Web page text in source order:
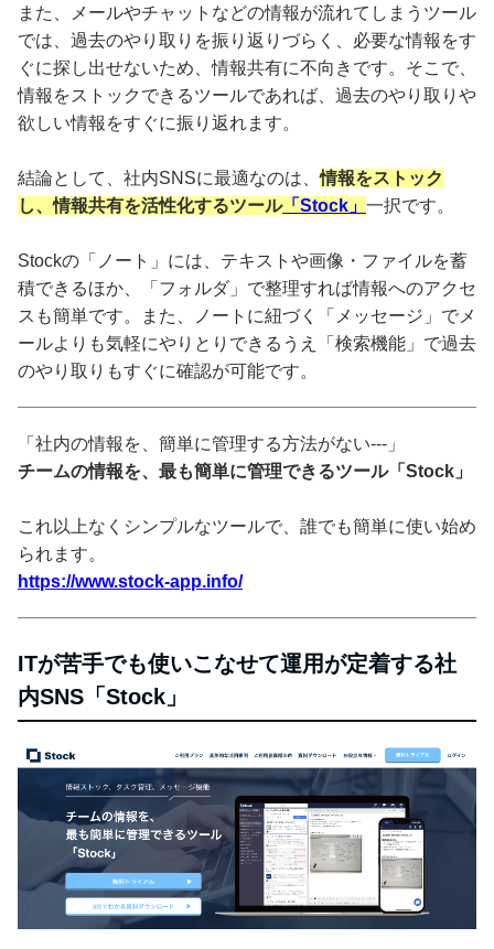
また、メールやチャットなどの情報が流れてしまうツール
では、過去のやり取りを振り返りづらく、必要な情報をす
ぐに探し出せないため、情報共有に不向きです。そこで、
情報をストックできるツールであれば、過去のやり取りや
欲しい情報をすぐに振り返れます。
結論として、社内SNSに最適なのは、情報をストック
し、情報共有を活性化するツール「Stock」 一択です。
Stockの「ノート」には、テキストや画像・ファイルを蓄
積できるほか、「フォルダ」で整理すれば情報へのアクセ
スも簡単です。また、ノートに紐づく「メッセージ」でメ
ールよりも気軽にやりとりできるうえ「検索機能」で過去
のやり取りもすぐに確認が可能です。
「社内の情報を、簡単に管理する方法がない---」
チームの情報を、最も簡単に管理できるツール「Stock」
これ以上なくシンプルなツールで、誰でも簡単に使い始め
られます。
https://www.stock-app.info/
ITが苦手でも使いこなせて運用が定着する社
内SNS「Stock」